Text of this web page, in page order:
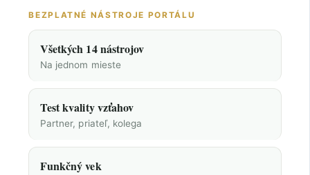
BEZPLATNÉ NÁSTROJE PORTÁLU
Všetkých 14 nástrojov
Na jednom mieste
Test kvality vzťahov
Partner, priateľ, kolega
Funkčný vek